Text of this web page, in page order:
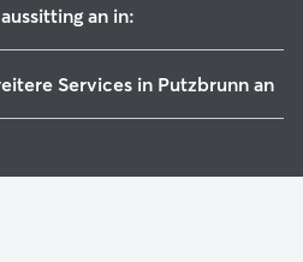
an in:
Services in Putzbrunn an